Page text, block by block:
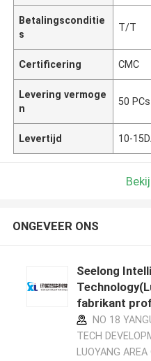
Betalingsconditie
s
T/T
Certificering CMC
Levering vermoge
n
50
Levertijd 10-
ONGEVEER ONS
Seelong
fabrikant
NO 18
TECH
LUOYANG